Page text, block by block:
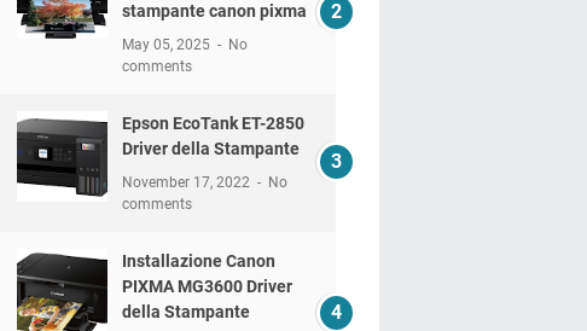
stampante canon pixma
May 05, 2025
No
comments
Epson EcoTank ET-2850
Driver della Stampante
November 17, 2022
No
comments
Installazione Canon
PIXMA MG3600 Driver
della Stampante